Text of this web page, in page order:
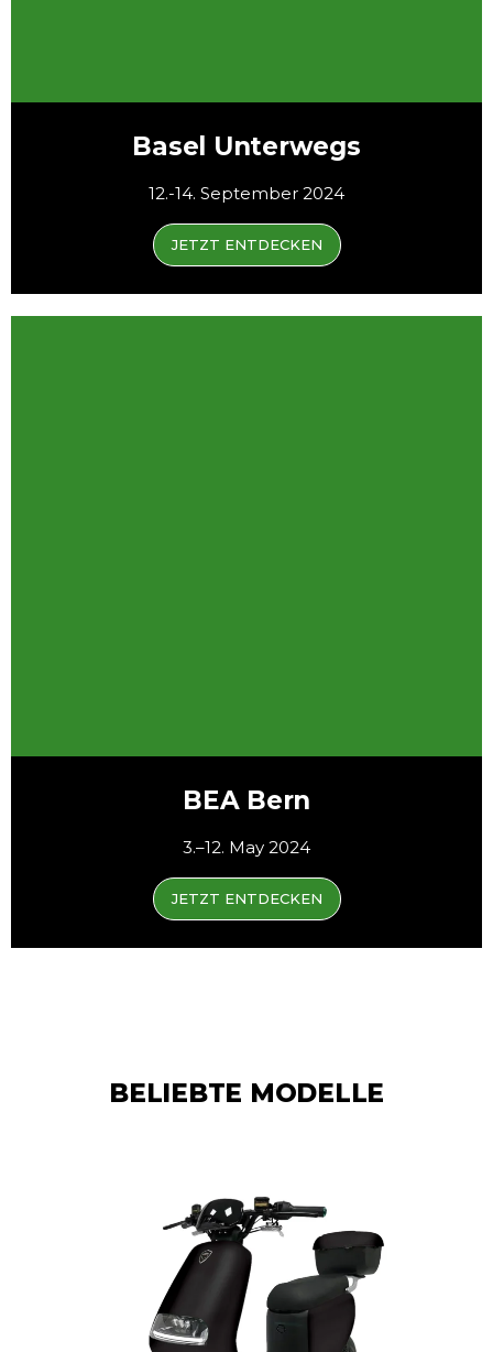
Basel Unterwegs
12.-14. September 2024
JETZT ENTDECKEN
BEA Bern
3.–12. May 2024
JETZT ENTDECKEN
BELIEBTE MODELLE